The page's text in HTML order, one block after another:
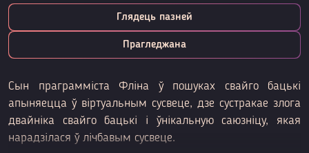
Глядець пазней
Прагледжана
Сын праграмміста Фліна ў пошуках свайго бацькі
апыняецца ў віртуальным сусвеце, дзе сустракае злога
двайніка свайго бацькі і ўнікальную саюзніцу, якая
нарадзілася ў лічбавым сусвеце.